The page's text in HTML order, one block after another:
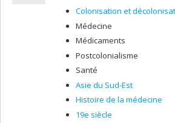
Colonisation et
Médecine
Médicaments
Postcolonialisme
Santé
Asie du Sud-Est
Histoire de la médecine
19e siècle